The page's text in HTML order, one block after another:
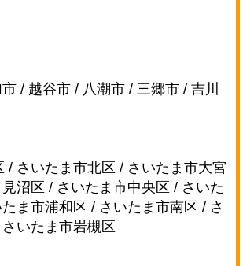
/ 越谷市 / 八潮市 / 三郷市 / 吉川
/ さいたま市北区 / さいたま市大宮
沼区 / さいたま市中央区 / さいた
ま市浦和区 / さいたま市南区 / さ
いたま市岩槻区